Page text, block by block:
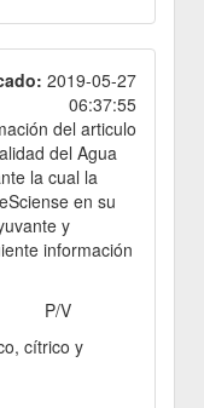
2019-05-27
06:37:55
del articulo
del Agua
la cual la
en su
y
información
cítrico y